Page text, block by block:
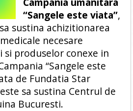
“Sangele este viata”,
sustina achizitionarea
necesare
si produselor conexe in
“Sangele este
de Fundatia Star
sa sustina Centrul de
Bucuresti.